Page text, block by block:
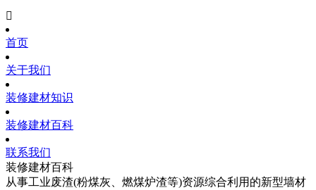

首页
关于我们
装修建材知识
装修建材百科
联系我们
装修建材百科
从事工业废渣(粉煤灰、燃煤炉渣等)资源综合利用的新型墙材